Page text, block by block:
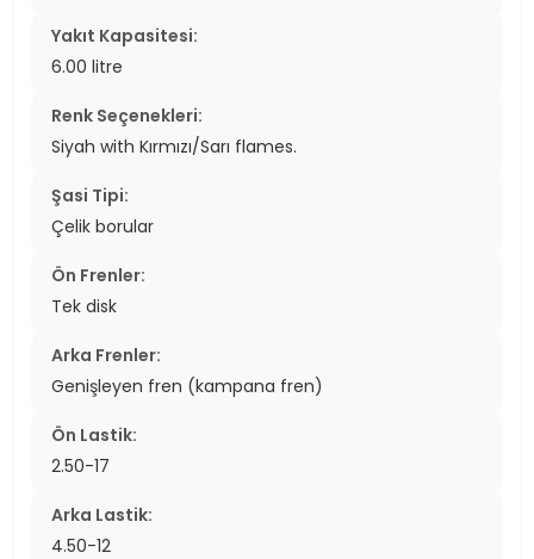
Yakıt Kapasitesi:
6.00 litre
Renk Seçenekleri:
Siyah with Kırmızı/Sarı flames.
Şasi Tipi:
Çelik borular
Ön Frenler:
Tek disk
Arka Frenler:
Genişleyen fren (kampana fren)
Ön Lastik:
2.50-17
Arka Lastik:
4.50-12